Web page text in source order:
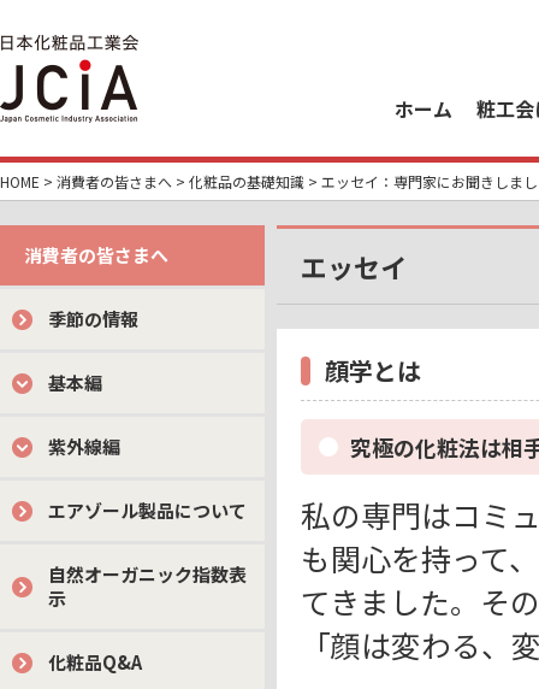
ホーム 粧工
HOME > 消費者の皆さまへ > 化粧品の基礎知識 > エッセイ：専門家にお聞きしま
消費者の皆さまへ
季節の情報
基本編
紫外線編
エアゾール製品について
自然オーガニック指数表
示
化粧品Q&A
エッセイ
顔学とは
究極の化粧法は相
私の専門はコミ
も関心を持って
てきました。そ
「顔は変わる、